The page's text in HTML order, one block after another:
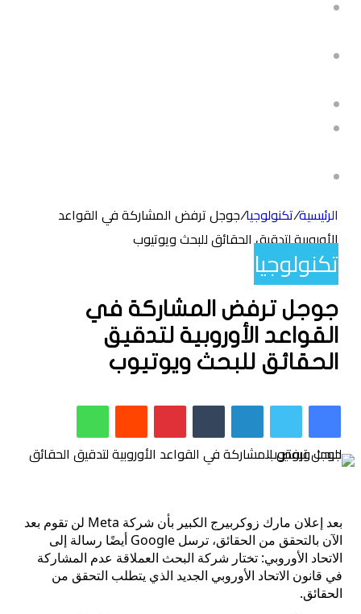
الرئيسية/تكنولوجيا/جوجل ترفض المشاركة في القواعد
الأوروبية لتدقيق الحقائق للبحث ويوتيوب
تكنولوجيا
جوجل ترفض المشاركة في
القواعد الأوروبية لتدقيق
الحقائق للبحث ويوتيوب
فيسبوكتويتر لينكدإن بينتيريست واتساب
بعد إعلان مارك زوكربيرج الكبير بأن شركة Meta لن تقوم بعد
الآن بالتحقق من الحقائق، ترسل Google أيضًا رسالة إلى
الاتحاد الأوروبي: تختار شركة البحث العملاقة عدم المشاركة
في قانون الاتحاد الأوروبي الجديد الذي يتطلب التحقق من
الحقائق.